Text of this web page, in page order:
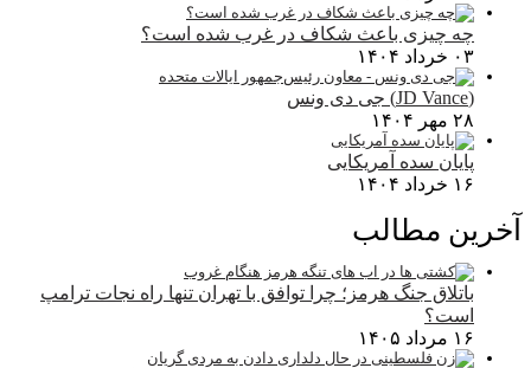
چه چیزی باعث شکاف در غرب شده است؟
۰۳ خرداد ۱۴۰۴
(JD Vance) جی دی ونس
۲۸ مهر ۱۴۰۴
پایان سده آمریکایی
۱۶ خرداد ۱۴۰۴
آخرین مطالب
باتلاق جنگ هرمز؛ چرا توافق با تهران تنها راه نجات ترامپ
است؟
۱۶ مرداد ۱۴۰۵